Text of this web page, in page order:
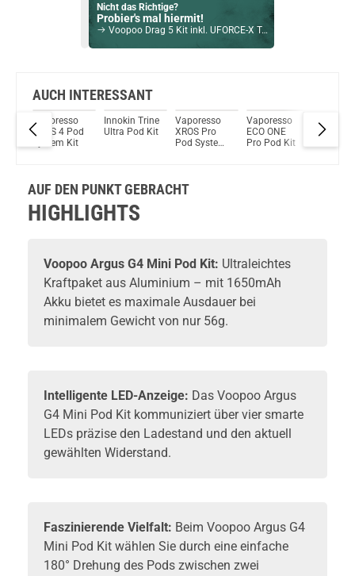
Nicht das Richtige?
Probier's mal hiermit!
Voopoo Drag 5 Kit inkl. UFORCE-X Tank Pink
Vaporesso Luxe XR MAX 2 Pod System Kit Imperial Red Leather
Du willst Kröten sparen?
Schau mal hier!
HorizonTech Magico 6,5ml Pod Rot
AUCH INTERESSANT
Vaporesso
XROS 4 Pod
System Kit
Innokin Trine
Ultra Pod Kit
Vaporesso
XROS Pro
Pod System
Vaporesso
ECO ONE
Pro Pod Kit
Luxe X2
AUF DEN PUNKT GEBRACHT
HIGHLIGHTS
Voopoo Argus G4 Mini Pod Kit: Ultraleichtes
Kraftpaket aus Aluminium – mit 1650mAh
Akku bietet es maximale Ausdauer bei
minimalem Gewicht von nur 56g.
Intelligente LED-Anzeige: Das Voopoo Argus
G4 Mini Pod Kit kommuniziert über vier smarte
LEDs präzise den Ladestand und den aktuell
gewählten Widerstand.
Faszinierende Vielfalt: Beim Voopoo Argus G4
Mini Pod Kit wählen Sie durch eine einfache
180° Drehung des Pods zwischen zwei